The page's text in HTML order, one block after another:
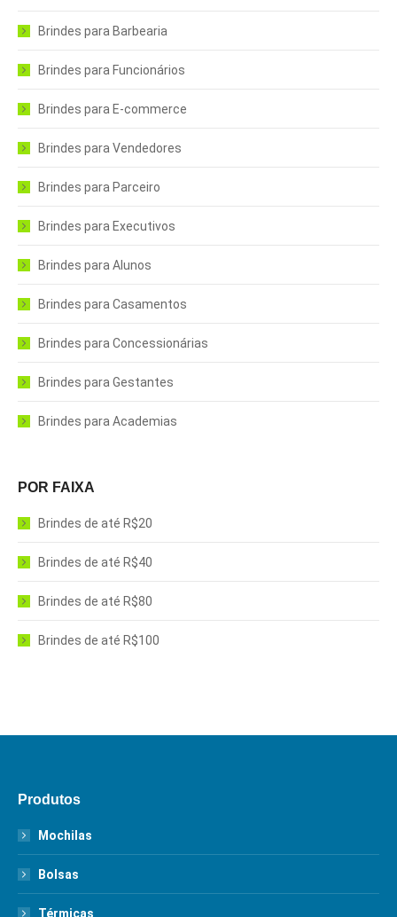
Brindes para Barbearia
Brindes para Funcionários
Brindes para E-commerce
Brindes para Vendedores
Brindes para Parceiro
Brindes para Executivos
Brindes para Alunos
Brindes para Casamentos
Brindes para Concessionárias
Brindes para Gestantes
Brindes para Academias
POR FAIXA
Brindes de até R$20
Brindes de até R$40
Brindes de até R$80
Brindes de até R$100
Produtos
Mochilas
Bolsas
Térmicas